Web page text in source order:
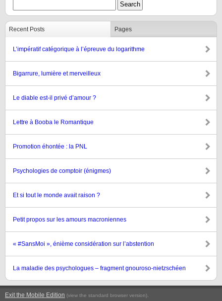
Recent Posts Pages
L’impératif catégorique à l’épreuve du logarithme
Bigarrure, lumière et merveilleux
Le diable est-il privé d’amour ?
Lettre à Booba le Romantique
Promotion éhontée : la PNL
Psychologies de comptoir (énigmes)
Et si tout le monde avait raison ?
Petit propos sur les amours macroniennes
« #SansMoi », énième considération sur l’abstention
La maladie des psychologues – fragment gnouroso-nietzschéen
Exit the Mobile Edition (view the standard browser version).